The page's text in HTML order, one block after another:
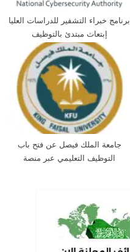
برنامج خبراء التشفير للدراسات العليا
إبتعاث مبتدئ بالتوظيف
جامعة الملك فيصل عن فتح باب
التوظيف التعليمي عبر منصة